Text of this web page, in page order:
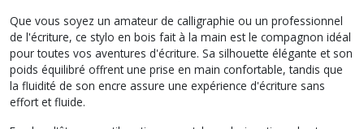
Que vous soyez un amateur de calligraphie ou un professionnel
de l'écriture, ce stylo en bois fait à la main est le compagnon idéal
pour toutes vos aventures d'écriture. Sa silhouette élégante et son
poids équilibré offrent une prise en main confortable, tandis que
la fluidité de son encre assure une expérience d'écriture sans
effort et fluide.